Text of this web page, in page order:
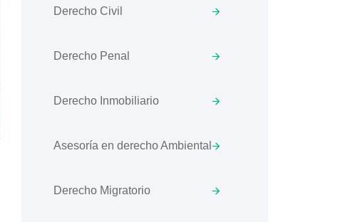
Derecho Civil
Derecho Penal
Derecho Inmobiliario
Asesoría en derecho Ambiental
Derecho Migratorio